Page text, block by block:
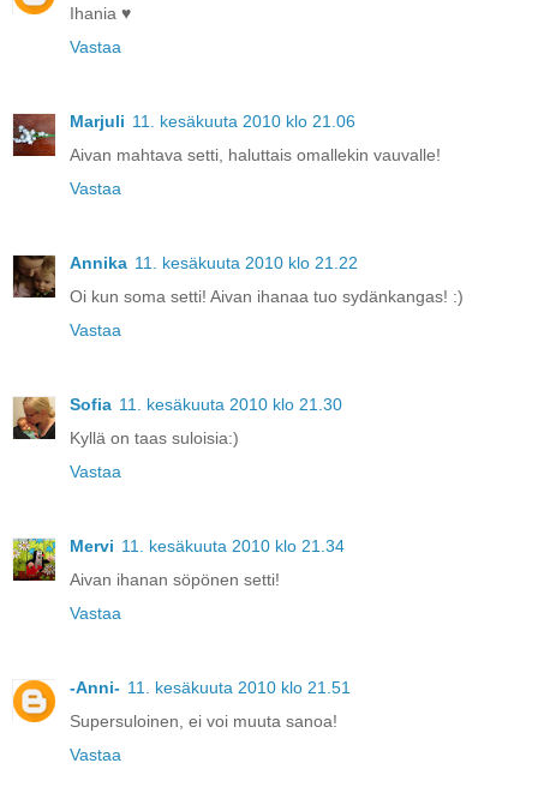
Ihania ♥
Vastaa
Marjuli 11. kesäkuuta 2010 klo 21.06
Aivan mahtava setti, haluttais omallekin vauvalle!
Vastaa
Annika 11. kesäkuuta 2010 klo 21.22
Oi kun soma setti! Aivan ihanaa tuo sydänkangas! :)
Vastaa
Sofia 11. kesäkuuta 2010 klo 21.30
Kyllä on taas suloisia:)
Vastaa
Mervi 11. kesäkuuta 2010 klo 21.34
Aivan ihanan söpönen setti!
Vastaa
-Anni- 11. kesäkuuta 2010 klo 21.51
Supersuloinen, ei voi muuta sanoa!
Vastaa